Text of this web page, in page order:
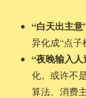
“白天出主意
异化成“点子
“夜晚输入人
化。或许不
算法、消费